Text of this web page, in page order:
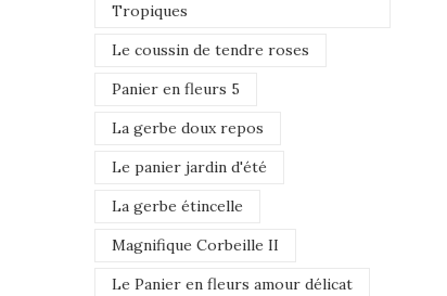
Tropiques
Le coussin de tendre roses
Panier en fleurs 5
La gerbe doux repos
Le panier jardin d'été
La gerbe étincelle
Magnifique Corbeille II
Le Panier en fleurs amour délicat